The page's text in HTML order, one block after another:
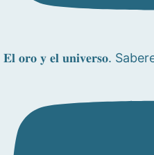
𝐄𝐥 𝐨𝐫𝐨 𝐲 𝐞𝐥 𝐮𝐧𝐢𝐯𝐞𝐫𝐬𝐨.